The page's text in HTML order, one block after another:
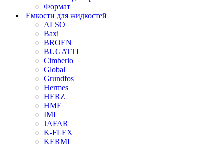
Формат
Емкости для жидкостей
ALSO
Baxi
BROEN
BUGATTI
Cimberio
Global
Grundfos
Hermes
HERZ
HME
IMI
JAFAR
K-FLEX
KERMI